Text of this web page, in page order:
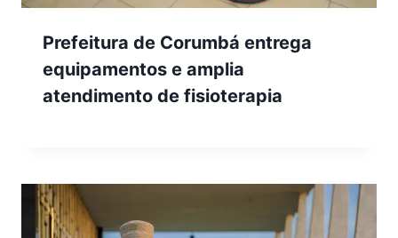
Prefeitura de Corumbá entrega
equipamentos e amplia
atendimento de fisioterapia